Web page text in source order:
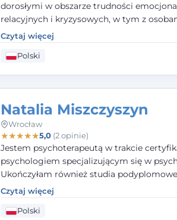
dorosłymi w obszarze trudności
relacyjnych i kryzysowych, w tym z
doświadczeniach przemocy. Ukończyłam
kliniczną oraz studia podyplomowe z
i seksuologii klinicznej na SWPS we
Czytaj więcej
Polski
Natalia Miszczyszyn
Wrocław
★★★★★5,0(2 opinie)
Jestem psychoterapeutą w trakcie
psychologiem specjalizującym się w
Ukończyłam również studia
Diagnozy Psychologicznej. Aktywnie
działalności Polskiego Towarzystwa
Polskiego Towarzystwa
Czytaj więcej
Polski